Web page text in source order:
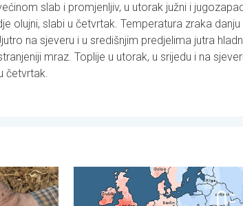
slab i promjenljiv, u utorak južni i
olujni, slabi u četvrtak. Temperatura zraka danju
na sjeveru i u središnjim predjelima jutra
mraz. Toplije u utorak, u srijedu i na
četvrtak.
Nove studije. . . četvrtak, 23. juli 2026.
Oštri kontrasti u vremenu u